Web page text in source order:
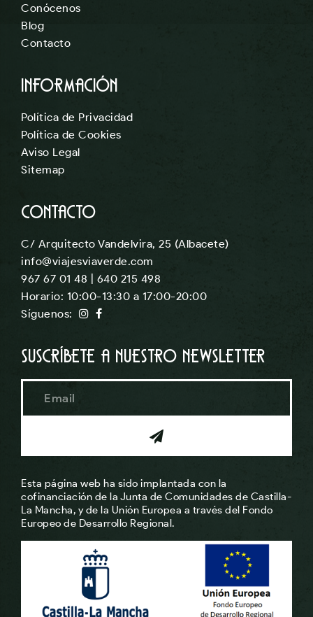
Conócenos
Blog
Contacto
Información
Política de Privacidad
Política de Cookies
Aviso Legal
Sitemap
Contacto
C/ Arquitecto Vandelvira, 25 (Albacete)
info@viajesviaverde.com
967 67 01 48
| 640 215 498
Horario: 10:00-13:30 a 17:00-20:00
Síguenos:
Suscríbete a nuestro newsletter
Esta página web ha sido implantada con la
cofinanciación de la Junta de Comunidades de Castilla-
La Mancha, y de la Unión Europea a través del Fondo
Europeo de Desarrollo Regional.